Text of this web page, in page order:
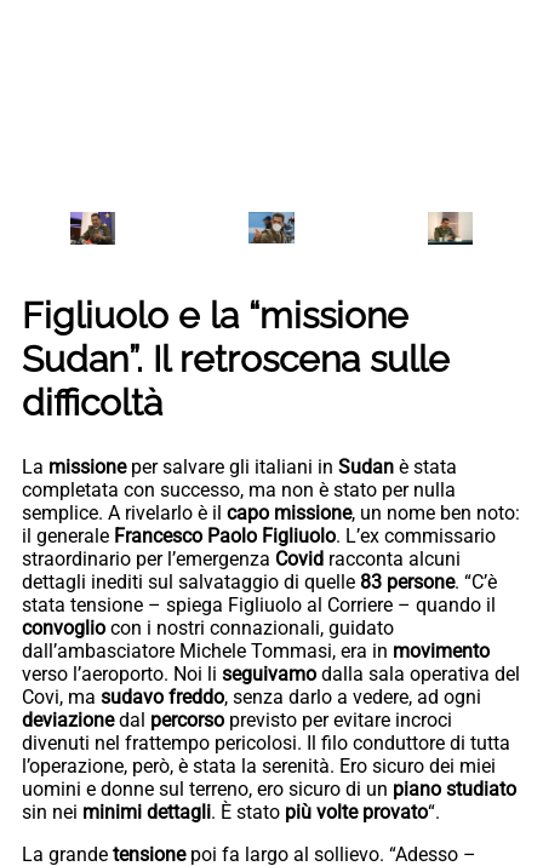
Figliuolo e la “missione
Sudan”. Il retroscena sulle
difficoltà
La missione per salvare gli italiani in Sudan è stata
completata con successo, ma non è stato per nulla
semplice. A rivelarlo è il capo missione, un nome ben noto:
il generale Francesco Paolo Figliuolo. L’ex commissario
straordinario per l’emergenza Covid racconta alcuni
dettagli inediti sul salvataggio di quelle 83 persone. “C’è
stata tensione – spiega Figliuolo al Corriere – quando il
convoglio con i nostri connazionali, guidato
dall’ambasciatore Michele Tommasi, era in movimento
verso l’aeroporto. Noi li seguivamo dalla sala operativa del
Covi, ma sudavo freddo, senza darlo a vedere, ad ogni
deviazionedal percorso previsto per evitare incroci
divenuti nel frattempo pericolosi. Il filo conduttore di tutta
l’operazione, però, è stata la serenità. Ero sicuro dei miei
uomini e donne sul terreno, ero sicuro di un piano studiato
sin nei minimi dettagli. È stato più volte provato“.
La grande tensione poi fa largo al sollievo. “Adesso –